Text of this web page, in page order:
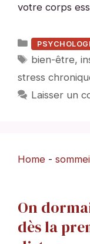
votre corps
Catégories
Étiquettes
bien-être,
stress
Laisser un
Home -
On
dès la